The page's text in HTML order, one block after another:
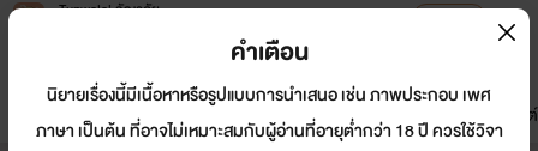
Tunwalai ธัญวลัย
หน้าแรก นิยาย อีบุ๊ก การ์ตูน
มาใหม่
ดรีมแชท ธัญลิสต์
คำเตือน
นิยายเรื่องนี้มีเนื้อหาหรือรูปแบบการนำเสนอ เช่น ภาพประกอบ เพศ
ภาษา เป็นต้น ที่อาจไม่เหมาะสมกับผู้อ่านที่อายุต่ำกว่า 18 ปี ควรใช้วิจา